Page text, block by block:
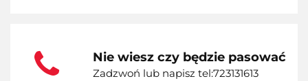
Nie wiesz czy będzie pasować
Zadzwoń lub napisz tel:723131613